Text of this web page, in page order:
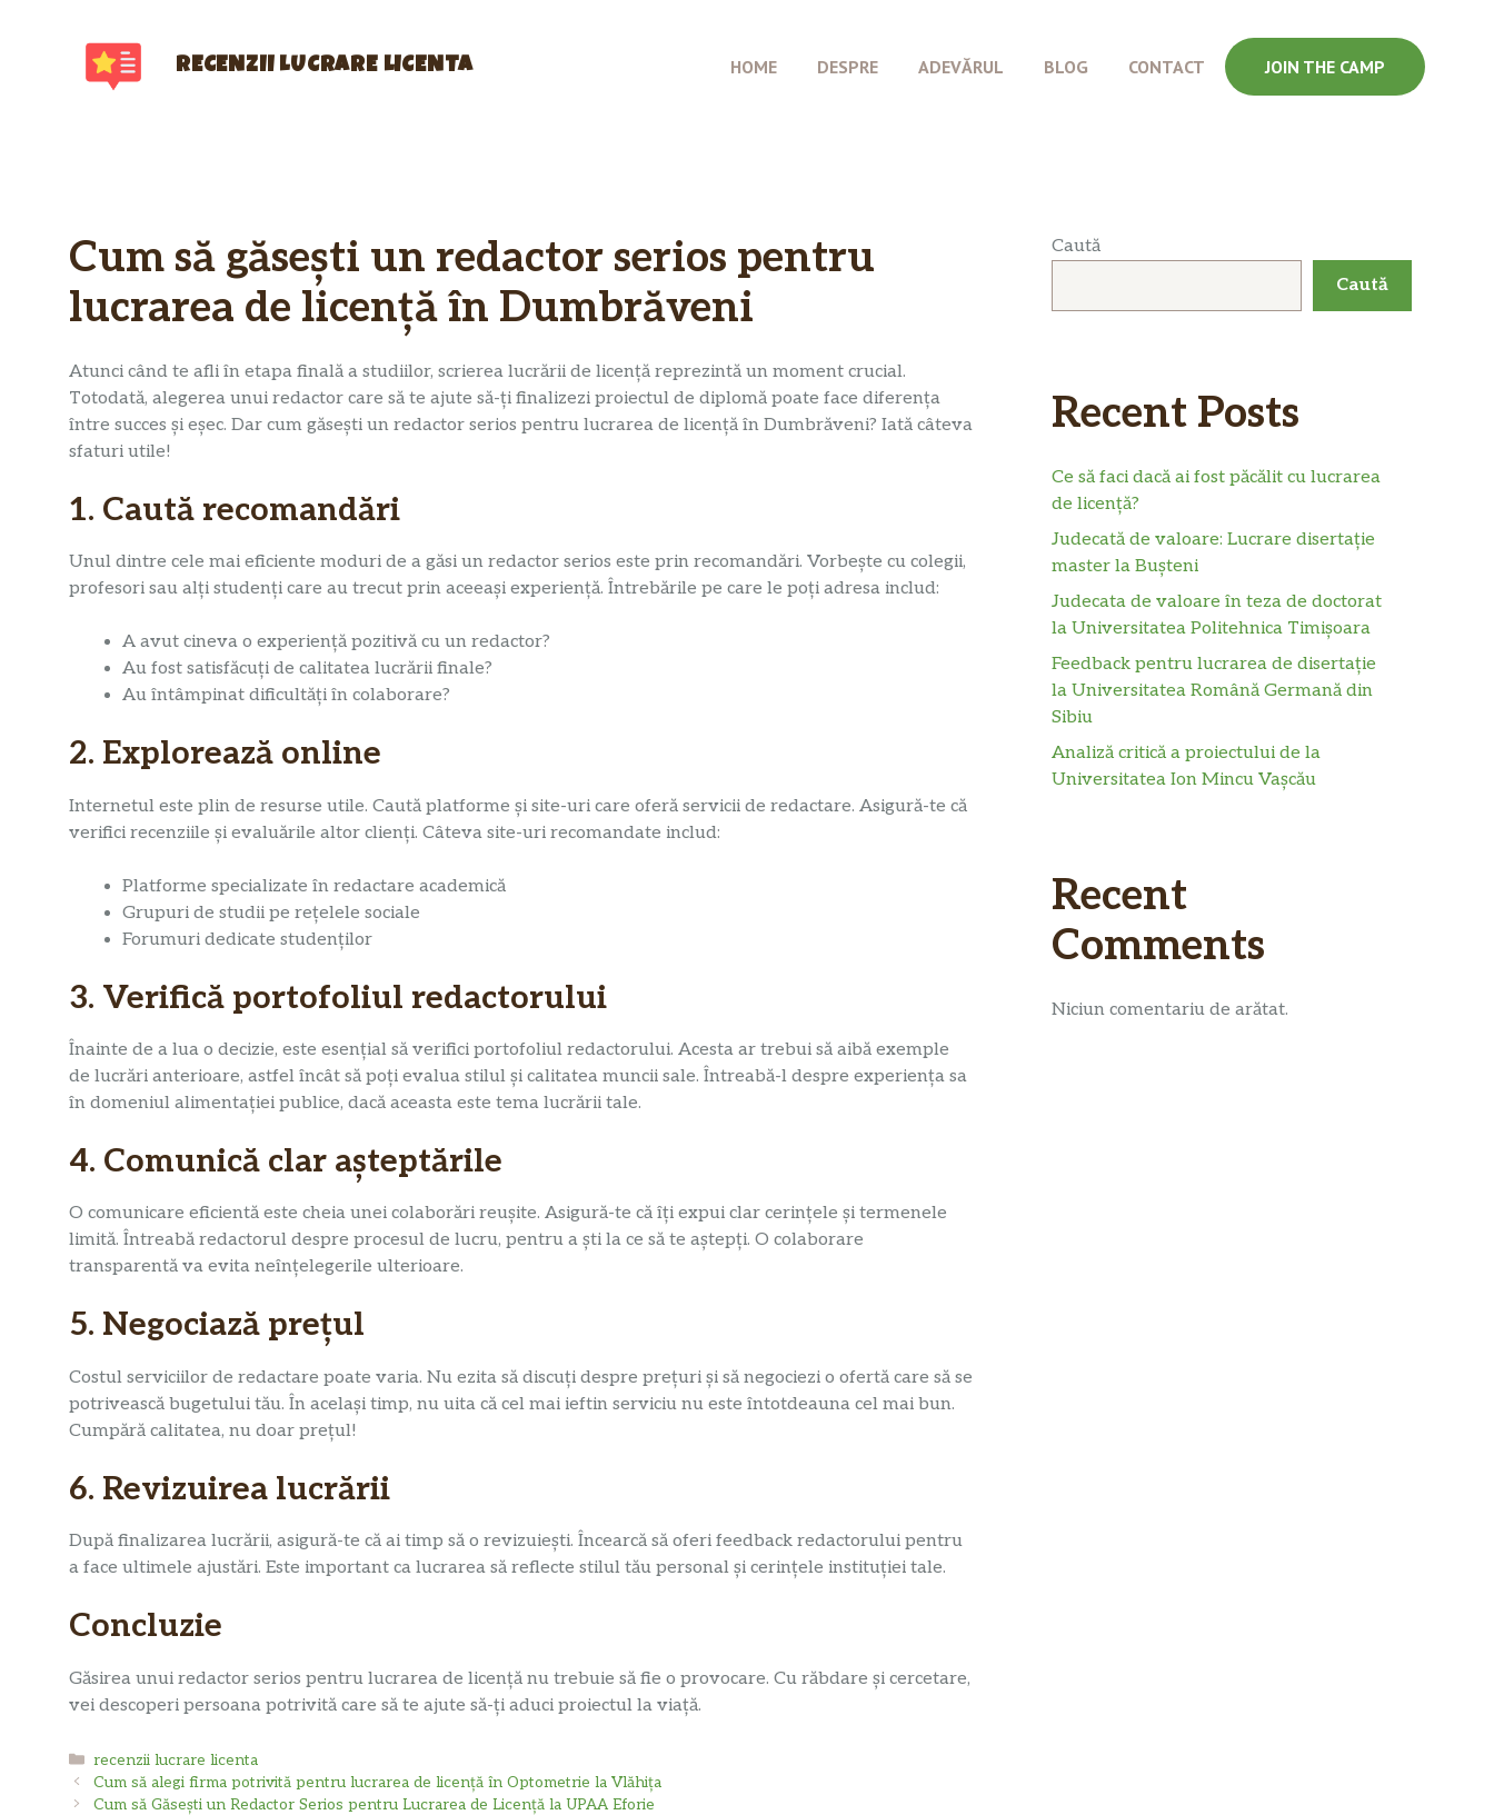
RECENZII LUCRARE LICENTA HOME DESPRE ADEVĂRUL BLOG CONTACT JOIN THE CAMP
Cum să găsești un redactor serios pentru
lucrarea de licență în Dumbrăveni
Atunci când te afli în etapa finală a studiilor, scrierea lucrării de licență reprezintă un moment crucial.
Totodată, alegerea unui redactor care să te ajute să-ți finalizezi proiectul de diplomă poate face diferența
între succes și eșec. Dar cum găsești un redactor serios pentru lucrarea de licență în Dumbrăveni? Iată câteva
sfaturi utile!
1. Caută recomandări
Unul dintre cele mai eficiente moduri de a găsi un redactor serios este prin recomandări. Vorbește cu colegii,
profesori sau alți studenți care au trecut prin aceeași experiență. Întrebările pe care le poți adresa includ:
A avut cineva o experiență pozitivă cu un redactor?
Au fost satisfăcuți de calitatea lucrării finale?
Au întâmpinat dificultăți în colaborare?
2. Explorează online
Internetul este plin de resurse utile. Caută platforme și site-uri care oferă servicii de redactare. Asigură-te că
verifici recenziile și evaluările altor clienți. Câteva site-uri recomandate includ:
Platforme specializate în redactare academică
Grupuri de studii pe rețelele sociale
Forumuri dedicate studenților
3. Verifică portofoliul redactorului
Înainte de a lua o decizie, este esențial să verifici portofoliul redactorului. Acesta ar trebui să aibă exemple
de lucrări anterioare, astfel încât să poți evalua stilul și calitatea muncii sale. Întreabă-l despre experiența sa
în domeniul alimentației publice, dacă aceasta este tema lucrării tale.
4. Comunică clar așteptările
O comunicare eficientă este cheia unei colaborări reușite. Asigură-te că îți expui clar cerințele și termenele
limită. Întreabă redactorul despre procesul de lucru, pentru a ști la ce să te aștepți. O colaborare
transparentă va evita neînțelegerile ulterioare.
5. Negociază prețul
Costul serviciilor de redactare poate varia. Nu ezita să discuți despre prețuri și să negociezi o ofertă care să se
potrivească bugetului tău. În același timp, nu uita că cel mai ieftin serviciu nu este întotdeauna cel mai bun.
Cumpără calitatea, nu doar prețul!
6. Revizuirea lucrării
După finalizarea lucrării, asigură-te că ai timp să o revizuiești. Încearcă să oferi feedback redactorului pentru
a face ultimele ajustări. Este important ca lucrarea să reflecte stilul tău personal și cerințele instituției tale.
Concluzie
Găsirea unui redactor serios pentru lucrarea de licență nu trebuie să fie o provocare. Cu răbdare și cercetare,
vei descoperi persoana potrivită care să te ajute să-ți aduci proiectul la viață.
Categorii
recenzii lucrare licenta
Cum să alegi firma potrivită pentru lucrarea de licență în Optometrie la Vlăhița
Cum să Găsești un Redactor Serios pentru Lucrarea de Licență la UPAA Eforie
Caută
Caută
Recent Posts
Ce să faci dacă ai fost păcălit cu lucrarea
de licență?
Judecată de valoare: Lucrare disertație
master la Bușteni
Judecata de valoare în teza de doctorat
la Universitatea Politehnica Timișoara
Feedback pentru lucrarea de disertație
la Universitatea Română Germană din
Sibiu
Analiză critică a proiectului de la
Universitatea Ion Mincu Vașcău
Recent
Comments
Niciun comentariu de arătat.